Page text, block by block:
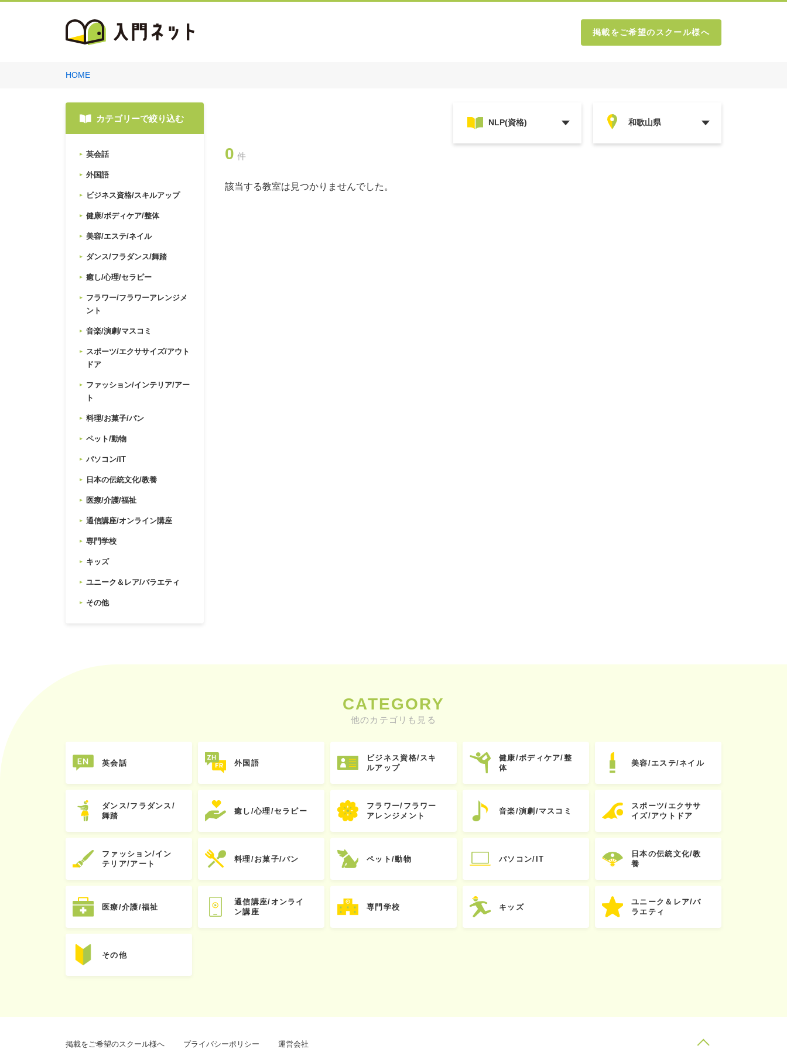
掲載をご希望のスクール様へ
HOME
カテゴリーで絞り込む
英会話
外国語
ビジネス資格/スキルアップ
健康/ボディケア/整体
美容/エステ/ネイル
ダンス/フラダンス/舞踏
癒し/心理/セラピー
フラワー/フラワーアレンジメ
ント
音楽/演劇/マスコミ
スポーツ/エクササイズ/アウト
ドア
ファッション/インテリア/アー
ト
料理/お菓子/パン
ペット/動物
パソコン/IT
日本の伝統文化/教養
医療/介護/福祉
通信講座/オンライン講座
専門学校
キッズ
ユニーク＆レア/バラエティ
その他
0 件
該当する教室は見つかりませんでした。
CATEGORY
他のカテゴリも見る
英会話 外国語
ビジネス資格/スキ
ルアップ
健康/ボディケア/整
体
美容/エステ/ネイル
ダンス/フラダンス/
舞踏
癒し/心理/セラピー
フラワー/フラワー
アレンジメント
音楽/演劇/マスコミ
スポーツ/エクササ
イズ/アウトドア
ファッション/イン
テリア/アート
料理/お菓子/パン ペット/動物 パソコン/IT
日本の伝統文化/教
養
医療/介護/福祉
通信講座/オンライ
ン講座
専門学校 キッズ
ユニーク＆レア/バ
ラエティ
その他
掲載をご希望のスクール様へ プライバシーポリシー 運営会社